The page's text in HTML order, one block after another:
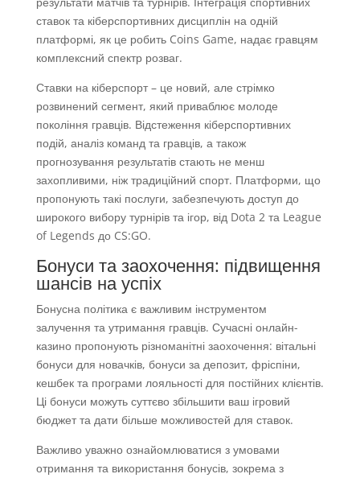
ставок та кіберспортивних дисциплін на одній
платформі, як це робить Coins Game, надає гравцям
комплексний спектр розваг.
Ставки на кіберспорт – це новий, але стрімко
розвинений сегмент, який приваблює молоде
покоління гравців. Відстеження кіберспортивних
подій, аналіз команд та гравців, а також
прогнозування результатів стають не менш
захопливими, ніж традиційний спорт. Платформи, що
пропонують такі послуги, забезпечують доступ до
широкого вибору турнірів та ігор, від Dota 2 та League
of Legends до CS:GO.
Бонуси та заохочення: підвищення
шансів на успіх
Бонусна політика є важливим інструментом
залучення та утримання гравців. Сучасні онлайн-
казино пропонують різноманітні заохочення: вітальні
бонуси для новачків, бонуси за депозит, фріспіни,
кешбек та програми лояльності для постійних клієнтів.
Ці бонуси можуть суттєво збільшити ваш ігровий
бюджет та дати більше можливостей для ставок.
Важливо уважно ознайомлюватися з умовами
отримання та використання бонусів, зокрема з